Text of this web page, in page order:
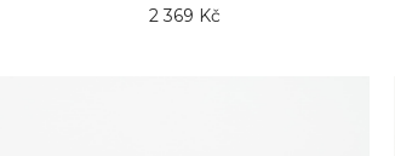
2 369 Kč